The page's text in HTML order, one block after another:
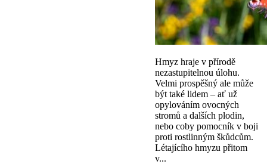
Hmyz hraje v přírodě
nezastupitelnou úlohu.
Velmi prospěšný ale může
být také lidem – ať už
opylováním ovocných
stromů a dalších plodin,
nebo coby pomocník v boji
proti rostlinným škůdcům.
Létajícího hmyzu přitom
v...